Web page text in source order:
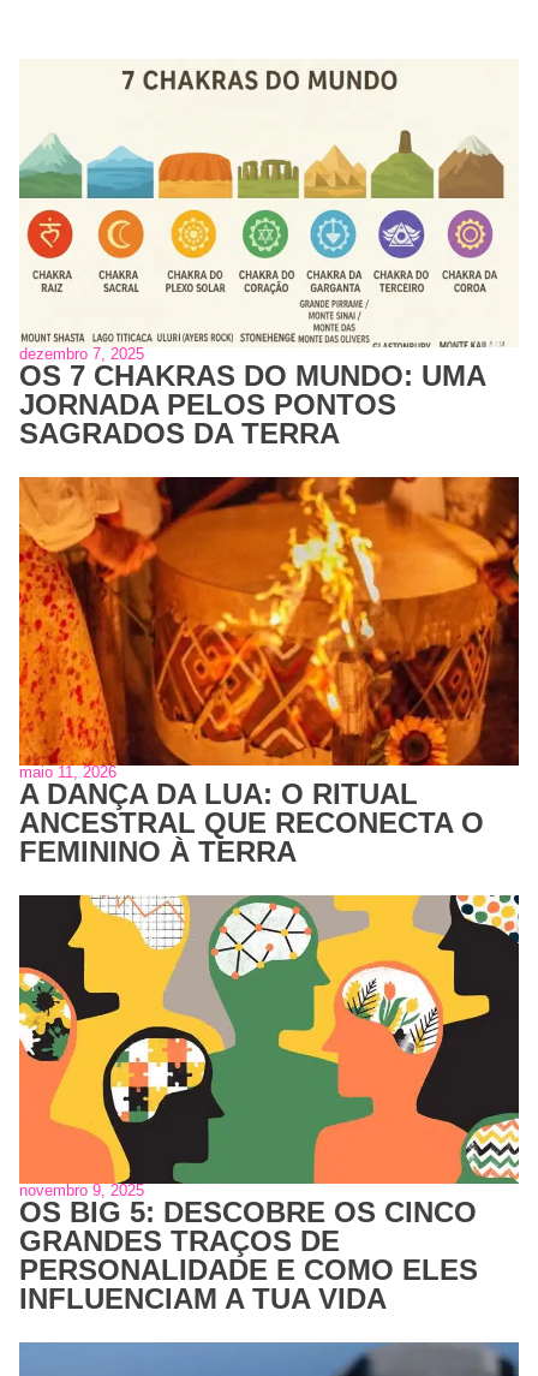
dezembro 7, 2025
OS 7 CHAKRAS DO MUNDO: UMA
JORNADA PELOS PONTOS
SAGRADOS DA TERRA
maio 11, 2026
A DANÇA DA LUA: O RITUAL
ANCESTRAL QUE RECONECTA O
FEMININO À TERRA
novembro 9, 2025
OS BIG 5: DESCOBRE OS CINCO
GRANDES TRAÇOS DE
PERSONALIDADE E COMO ELES
INFLUENCIAM A TUA VIDA